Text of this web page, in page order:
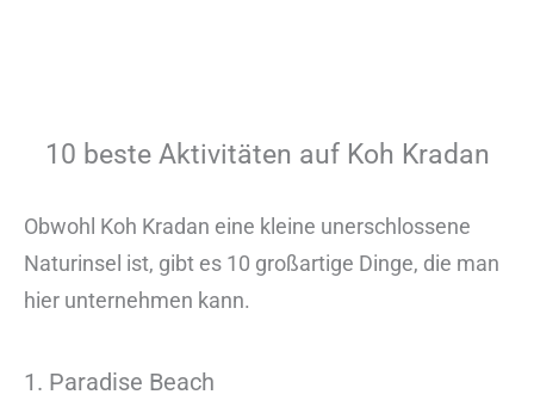
10 beste Aktivitäten auf Koh Kradan
Obwohl Koh Kradan eine kleine unerschlossene
Naturinsel ist, gibt es 10 großartige Dinge, die man
hier unternehmen kann.
1. Paradise Beach